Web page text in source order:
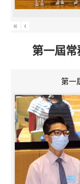
« ‹
第一屆
第一